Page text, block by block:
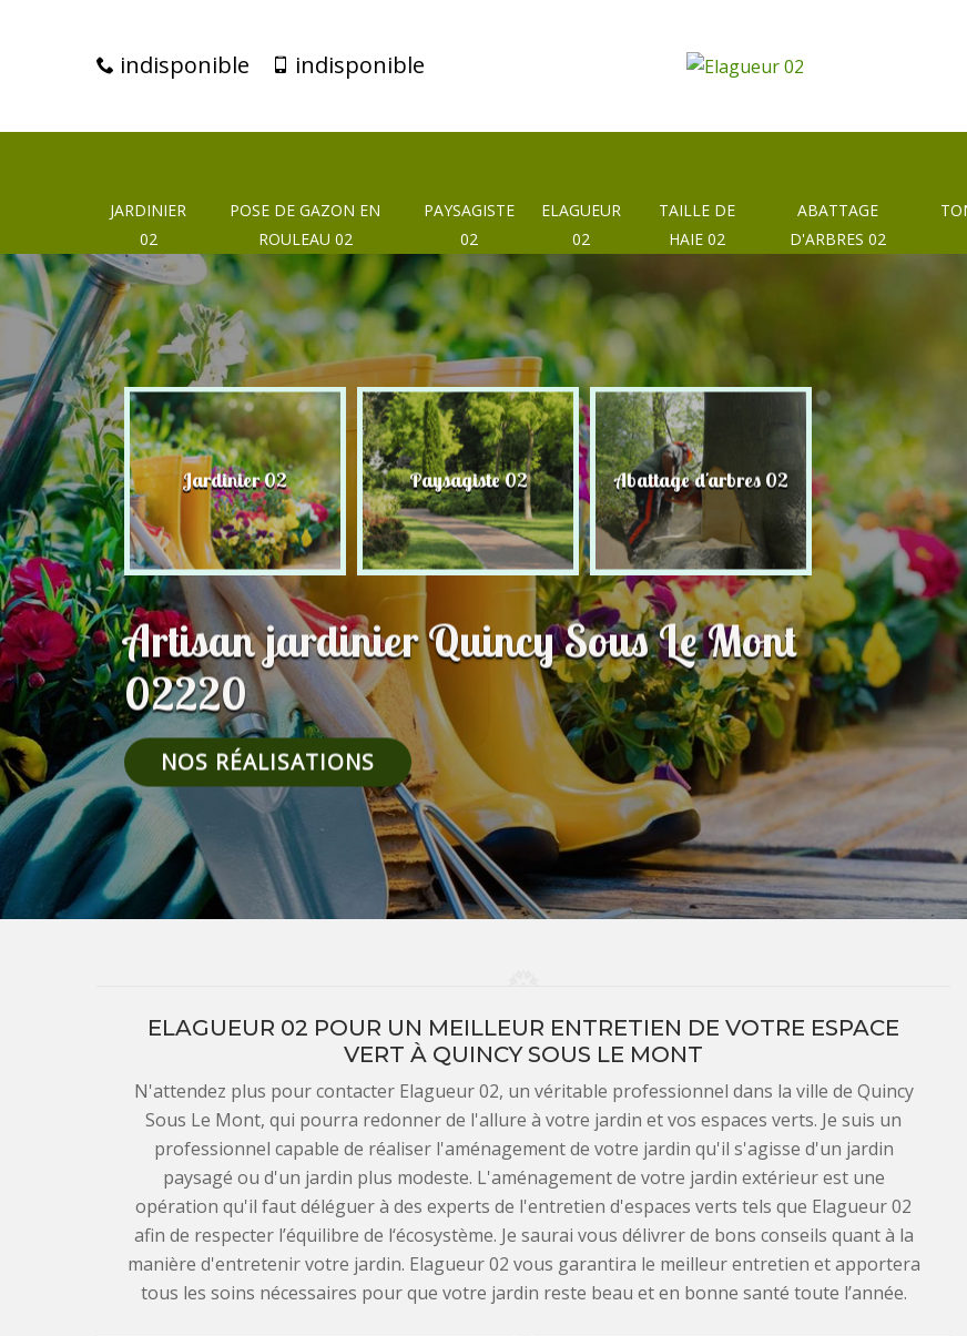
indisponible indisponible
JARDINIER
02
POSE DE GAZON EN
ROULEAU 02
PAYSAGISTE
02
ELAGUEUR
02
TAILLE DE
HAIE 02
ABATTAGE
D'ARBRES 02
02 Jardinier 02 Paysagiste 02 Abattage d'arbres 02 Taille de
Artisan jardinier Quincy Sous Le Mont
02220
NOS RÉALISATIONS
ELAGUEUR 02 POUR UN MEILLEUR ENTRETIEN DE VOTRE ESPACE
VERT À QUINCY SOUS LE MONT
N'attendez plus pour contacter Elagueur 02, un véritable professionnel dans la ville de Quincy
Sous Le Mont, qui pourra redonner de l'allure à votre jardin et vos espaces verts. Je suis un
professionnel capable de réaliser l'aménagement de votre jardin qu'il s'agisse d'un jardin
paysagé ou d'un jardin plus modeste. L'aménagement de votre jardin extérieur est une
opération qu'il faut déléguer à des experts de l'entretien d'espaces verts tels que Elagueur 02
afin de respecter l’équilibre de l‘écosystème. Je saurai vous délivrer de bons conseils quant à la
manière d'entretenir votre jardin. Elagueur 02 vous garantira le meilleur entretien et apportera
tous les soins nécessaires pour que votre jardin reste beau et en bonne santé toute l’année.